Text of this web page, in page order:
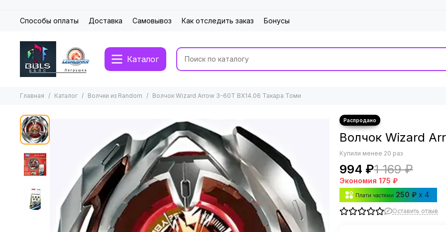
Способы оплаты Доставка Самовывоз Как отследить заказ Бонусы
Каталог
Главная Каталог Волчки из Random Волчок Wizard Arrow 3-60T BX14.06 Такара Томи
Волчок Wizard
Купили менее 20 раз
994 ₽1 169 ₽
Экономия 175 ₽
Плати частями 250 ₽ x 4
Оставить отзыв